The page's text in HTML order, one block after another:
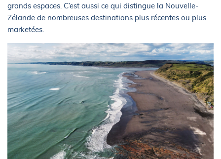
grands espaces. C’est aussi ce qui distingue la Nouvelle-
Zélande de nombreuses destinations plus récentes ou plus
marketées.